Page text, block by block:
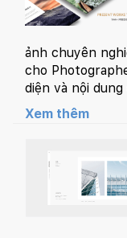
ảnh chuyên
cho
diện và nội
Xem thêm